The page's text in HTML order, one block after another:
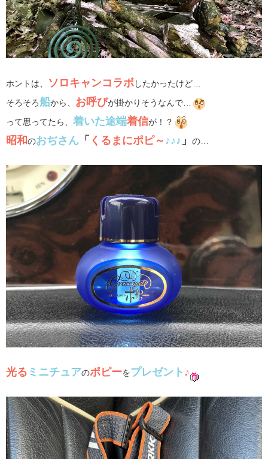
ホントは、 ソロキャンコラボしたかったけど…
そろそろ船から、 お呼びが掛かりそうなんで…
って思ってたら、 着いた途端着信が！？
昭和のおぢさん 「 くるまにポピ～ ♪♪♪ 」 の…
光る ミニチュアのポピーをプレゼント ♪